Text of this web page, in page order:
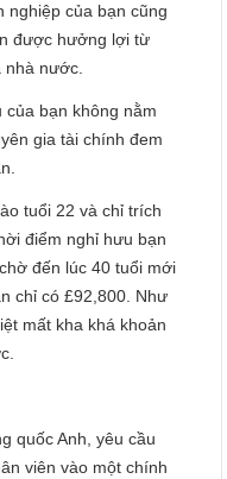
nghiệp của bạn cũng
được hưởng lợi từ
nhà nước.
bạn không nằm
gia tài chính đem
tuổi 22 và chỉ trích
điểm nghỉ hưu bạn
đến lúc 40 tuổi mới
chỉ có £92,800. Như
mất kha khá khoản
quốc Anh, yêu cầu
viên vào một chính